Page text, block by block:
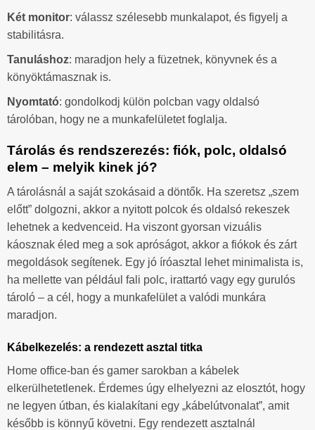
Két monitor: válassz szélesebb munkalapot, és figyelj a
stabilitásra.
Tanuláshoz: maradjon hely a füzetnek, könyvnek és a
könyöktámasznak is.
Nyomtató: gondolkodj külön polcban vagy oldalsó
tárolóban, hogy ne a munkafelületet foglalja.
Tárolás és rendszerezés: fiók, polc, oldalsó
elem – melyik kinek jó?
A tárolásnál a saját szokásaid a döntők. Ha szeretsz „szem
előtt” dolgozni, akkor a nyitott polcok és oldalsó rekeszek
lehetnek a kedvenceid. Ha viszont gyorsan vizuális
káosznak éled meg a sok apróságot, akkor a fiókok és zárt
megoldások segítenek. Egy jó íróasztal lehet minimalista is,
ha mellette van például fali polc, irattartó vagy egy gurulós
tároló – a cél, hogy a munkafelület a valódi munkára
maradjon.
Kábelkezelés: a rendezett asztal titka
Home office-ban és gamer sarokban a kábelek
elkerülhetetlenek. Érdemes úgy elhelyezni az elosztót, hogy
ne legyen útban, és kialakítani egy „kábelútvonalat”, amit
később is könnyű követni. Egy rendezett asztalnál